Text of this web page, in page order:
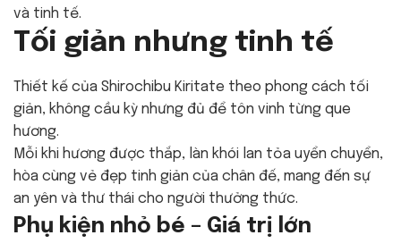
và tinh tế.
Tối giản nhưng tinh tế
Thiết kế của Shirochibu Kiritate theo phong cách tối
giản, không cầu kỳ nhưng đủ để tôn vinh từng que
hương.
Mỗi khi hương được thắp, làn khói lan tỏa uyển chuyển,
hòa cùng vẻ đẹp tinh giản của chân đế, mang đến sự
an yên và thư thái cho người thưởng thức.
Phụ kiện nhỏ bé – Giá trị lớn